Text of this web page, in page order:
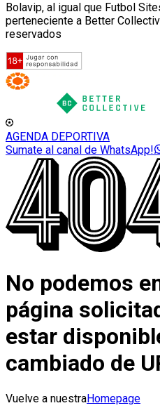
Bolavip, al igual que Futbol
perteneciente a Better
reservados
AGENDA DEPORTIVA
Sumate al canal de WhatsApp!
No podemos
página
estar
cambiado de
Vuelve a nuestraHomepage